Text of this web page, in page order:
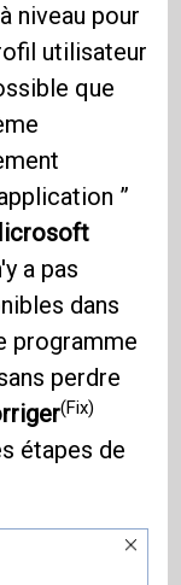
niveau pour
utilisateur
que
”
a pas
dans
programme
perdre
(Fix)
étapes de